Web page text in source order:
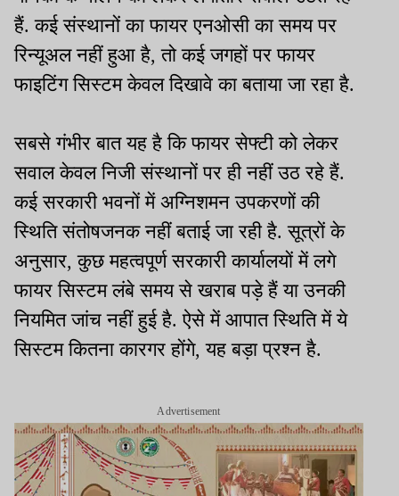
हैं. कई संस्थानों का फायर एनओसी का समय पर
रिन्यूअल नहीं हुआ है, तो कई जगहों पर फायर
फाइटिंग सिस्टम केवल दिखावे का बताया जा रहा है.
सबसे गंभीर बात यह है कि फायर सेफ्टी को लेकर
सवाल केवल निजी संस्थानों पर ही नहीं उठ रहे हैं.
कई सरकारी भवनों में अग्निशमन उपकरणों की
स्थिति संतोषजनक नहीं बताई जा रही है. सूत्रों के
अनुसार, कुछ महत्वपूर्ण सरकारी कार्यालयों में लगे
फायर सिस्टम लंबे समय से खराब पड़े हैं या उनकी
नियमित जांच नहीं हुई है. ऐसे में आपात स्थिति में ये
सिस्टम कितना कारगर होंगे, यह बड़ा प्रश्न है.
Advertisement